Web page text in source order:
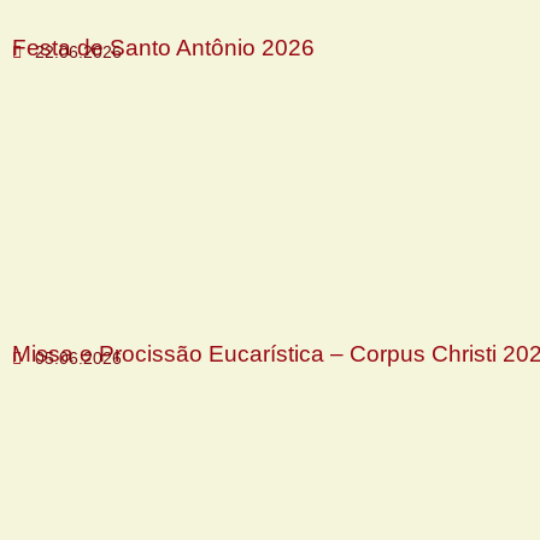
Festa de Santo Antônio 2026
22.06.2026
Missa e Procissão Eucarística – Corpus Christi
05.06.2026